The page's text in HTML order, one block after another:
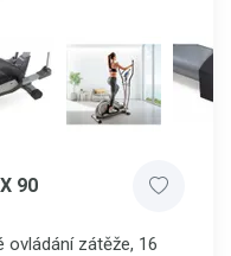
90
ovládání zátěže, 16